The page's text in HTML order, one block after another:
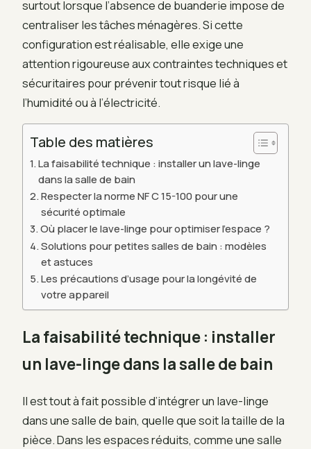
surtout lorsque l’absence de buanderie impose de
centraliser les tâches ménagères. Si cette
configuration est réalisable, elle exige une
attention rigoureuse aux contraintes techniques et
sécuritaires pour prévenir tout risque lié à
l’humidité ou à l’électricité.
Table des matières
La faisabilité technique : installer un lave-linge
dans la salle de bain
Respecter la norme NF C 15-100 pour une
sécurité optimale
Où placer le lave-linge pour optimiser l’espace ?
Solutions pour petites salles de bain : modèles
et astuces
Les précautions d’usage pour la longévité de
votre appareil
La faisabilité technique : installer
un lave-linge dans la salle de bain
Il est tout à fait possible d’intégrer un lave-linge
dans une salle de bain, quelle que soit la taille de la
pièce. Dans les espaces réduits, comme une salle